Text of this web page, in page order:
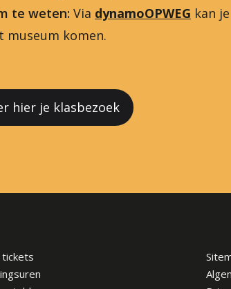
te weten: Via dynamoOPWEG kan
museum komen.
hier je klasbezoek